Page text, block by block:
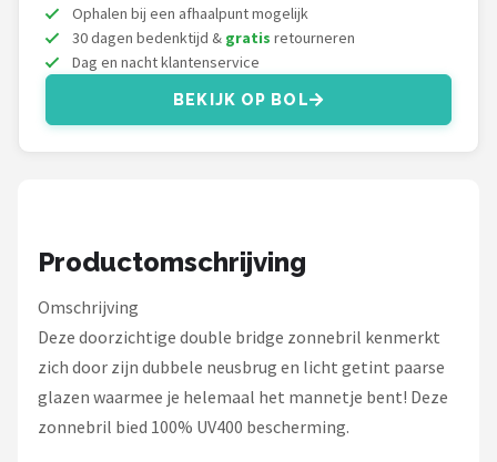
Serengeti
Alle merken →
Ophalen bij een afhaalpunt mogelijk
30 dagen bedenktijd & gratis retourneren
Dag en nacht klantenservice
BEKIJK OP BOL
Productomschrijving
Omschrijving
Deze doorzichtige double bridge zonnebril kenmerkt
zich door zijn dubbele neusbrug en licht getint paarse
glazen waarmee je helemaal het mannetje bent! Deze
zonnebril bied 100% UV400 bescherming.